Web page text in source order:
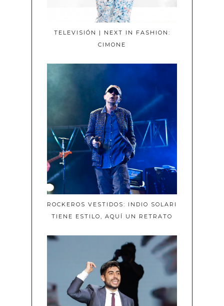
TELEVISIÓN | NEXT IN FASHION:
CIMONE
ROCKEROS VESTIDOS: INDIO SOLARI
TIENE ESTILO, AQUÍ UN RETRATO